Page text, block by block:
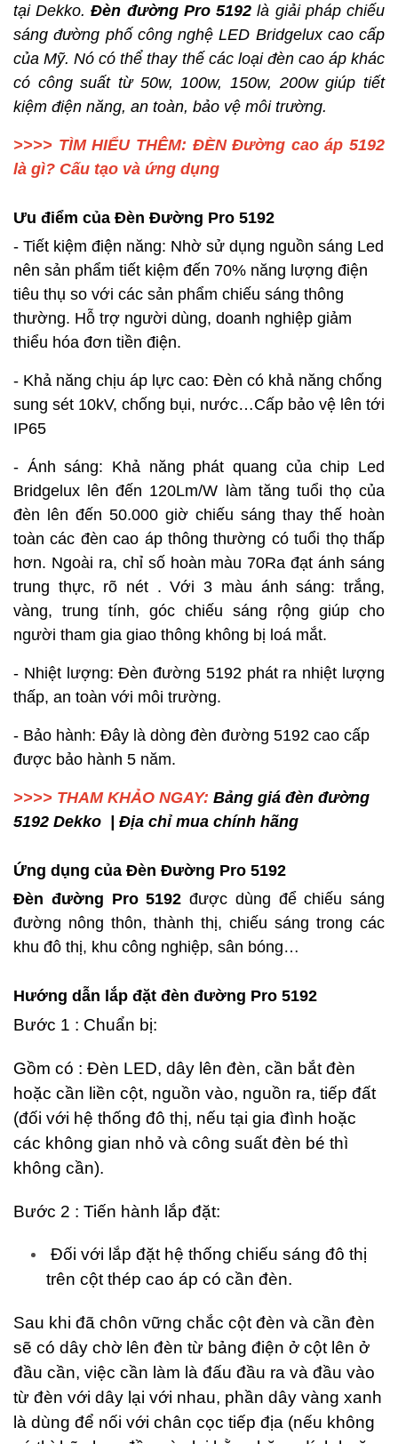
tại Dekko.Đèn đường Pro 5192 là giải pháp chiếu
sáng đường phố công nghệ LED Bridgelux cao cấp
của Mỹ. Nó có thể thay thế các loại đèn cao áp khác
có công suất từ 50w, 100w, 150w, 200w giúp tiết
kiệm điện năng, an toàn, bảo vệ môi trường.
>>>> TÌM HIỂU THÊM: ĐÈN Đường cao áp 5192
là gì? Cấu tạo và ứng dụng
Ưu điểm của Đèn Đường Pro 5192
- Tiết kiệm điện năng: Nhờ sử dụng nguồn sáng Led
nên sản phẩm tiết kiệm đến 70% năng lượng điện
tiêu thụ so với các sản phẩm chiếu sáng thông
thường. Hỗ trợ người dùng, doanh nghiệp giảm
thiểu hóa đơn tiền điện.
- Khả năng chịu áp lực cao: Đèn có khả năng chống
sung sét 10kV, chống bụi, nước…Cấp bảo vệ lên tới
IP65
- Ánh sáng: Khả năng phát quang của chip Led
Bridgelux lên đến 120Lm/W làm tăng tuổi thọ của
đèn lên đến 50.000 giờ chiếu sáng thay thế hoàn
toàn các đèn cao áp thông thường có tuổi thọ thấp
hơn. Ngoài ra, chỉ số hoàn màu 70Ra đạt ánh sáng
trung thực, rõ nét . Với 3 màu ánh sáng: trắng,
vàng, trung tính, góc chiếu sáng rộng giúp cho
người tham gia giao thông không bị loá mắt.
- Nhiệt lượng: Đèn đường 5192 phát ra nhiệt lượng
thấp, an toàn với môi trường.
- Bảo hành: Đây là dòng đèn đường 5192 cao cấp
được bảo hành 5 năm.
>>>> THAM KHẢO NGAY: Bảng giá đèn đường
5192 Dekko | Địa chỉ mua chính hãng
Ứng dụng của Đèn Đường Pro 5192
Đèn đường Pro 5192 được dùng để chiếu sáng
đường nông thôn, thành thị, chiếu sáng trong các
khu đô thị, khu công nghiệp, sân bóng…
Hướng dẫn lắp đặt đèn đường Pro 5192
Bước 1 : Chuẩn bị:
Gồm có : Đèn LED, dây lên đèn, cần bắt đèn
hoặc cần liền cột, nguồn vào, nguồn ra, tiếp đất
(đối với hệ thống đô thị, nếu tại gia đình hoặc
các không gian nhỏ và công suất đèn bé thì
không cần).
Bước 2 : Tiến hành lắp đặt:
Đối với lắp đặt hệ thống chiếu sáng đô thị
trên cột thép cao áp có cần đèn.
Sau khi đã chôn vững chắc cột đèn và cần đèn
sẽ có dây chờ lên đèn từ bảng điện ở cột lên ở
đầu cần, việc cần làm là đấu đầu ra và đầu vào
từ đèn với dây lại với nhau, phần dây vàng xanh
là dùng để nối với chân cọc tiếp địa (nếu không